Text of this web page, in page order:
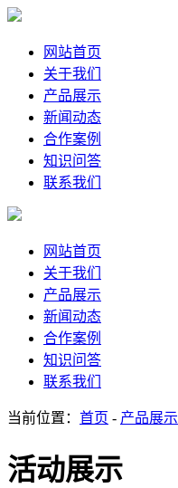
网站首页
关于我们
产品展示
新闻动态
合作案例
知识问答
联系我们
网站首页
关于我们
产品展示
新闻动态
合作案例
知识问答
联系我们
当前位置： 首页 - 产品展示
活动展示